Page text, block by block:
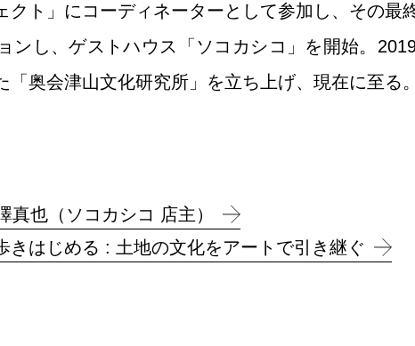
クト」にコーディネーターとして参加し、その最
ンし、ゲストハウス「ソコカシコ」を開始。
「奥会津山文化研究所」を立ち上げ、現在に至る
真也（ソコカシコ 店主）
きはじめる : 土地の文化をアートで引き継ぐ